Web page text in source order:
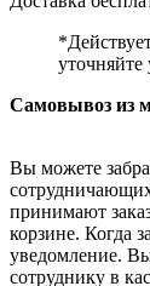
уточняйте
Самовывоз из
Вы можете
принимают
корзине. Когда
уведомление.
сотруднику в